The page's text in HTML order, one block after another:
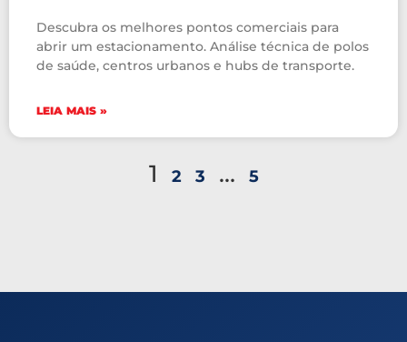
Descubra os melhores pontos comerciais para
abrir um estacionamento. Análise técnica de polos
de saúde, centros urbanos e hubs de transporte.
LEIA MAIS »
1 2 3 … 5